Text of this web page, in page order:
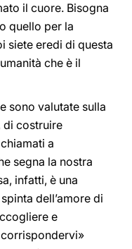
il cuore. Bisogna
quello per la
siete eredi di questa
che è il
sono valutate sulla
di costruire
a
segna la nostra
infatti, è una
dell’amore di
e